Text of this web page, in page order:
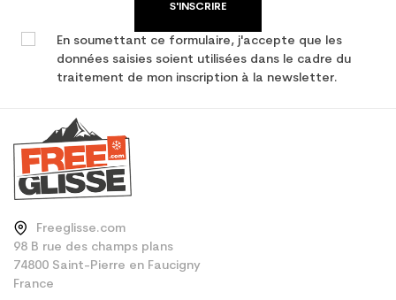
S'INSCRIRE
En soumettant ce formulaire, j'accepte que les
données saisies soient utilisées dans le cadre du
traitement de mon inscription à la newsletter.
Freeglisse.com
98 B rue des champs plans
74800 Saint-Pierre en Faucigny
France